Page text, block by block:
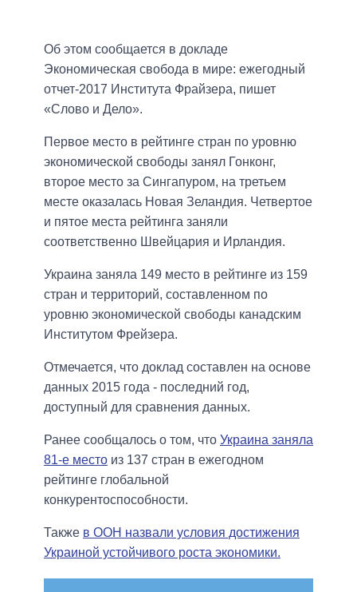
Об этом сообщается в докладе
Экономическая свобода в мире: ежегодный
отчет-2017 Института Фрайзера, пишет
«Слово и Дело».
Первое место в рейтинге стран по уровню
экономической свободы занял Гонконг,
второе место за Сингапуром, на третьем
месте оказалась Новая Зеландия. Четвертое
и пятое места рейтинга заняли
соответственно Швейцария и Ирландия.
Украина заняла 149 место в рейтинге из 159
стран и территорий, составленном по
уровню экономической свободы канадским
Институтом Фрейзера.
Отмечается, что доклад составлен на основе
данных 2015 года - последний год,
доступный для сравнения данных.
Ранее сообщалось о том, что Украина заняла
81-е место из 137 стран в ежегодном
рейтинге глобальной
конкурентоспособности.
Также в ООН назвали условия достижения
Украиной устойчивого роста экономики.